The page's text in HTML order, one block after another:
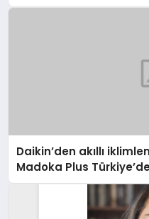
Daikin’den akıllı
Madoka Plus